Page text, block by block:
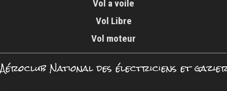
Vol a voile
Vol Libre
Vol moteur
Aéroclub National des électriciens et